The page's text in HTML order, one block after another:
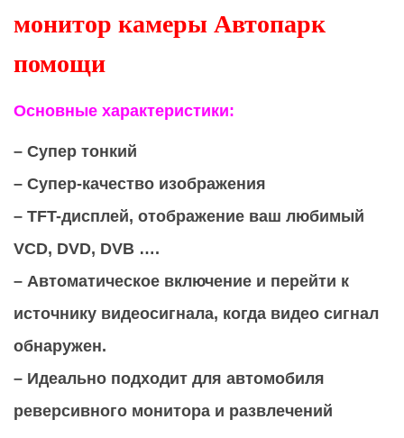
монитор камеры Автопарк
помощи
Основные характеристики:
– Супер тонкий
– Супер-качество изображения
– TFT-дисплей, отображение ваш любимый
VCD, DVD, DVB ….
– Автоматическое включение и перейти к
источнику видеосигнала, когда видео сигнал
обнаружен.
– Идеально подходит для автомобиля
реверсивного монитора и развлечений